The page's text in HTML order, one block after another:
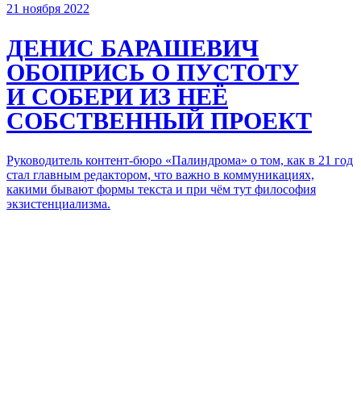
21 ноября 2022
ДЕНИС БАРАШЕВИЧ
ОБОПРИСЬ О ПУСТОТУ
И СОБЕРИ ИЗ НЕЁ
СОБСТВЕННЫЙ ПРОЕКТ
Руководитель контент-бюро «Палиндрома» о том, как в 21 год
стал главным редактором, что важно в коммуникациях,
какими бывают формы текста и при чём тут философия
экзистенциализма.